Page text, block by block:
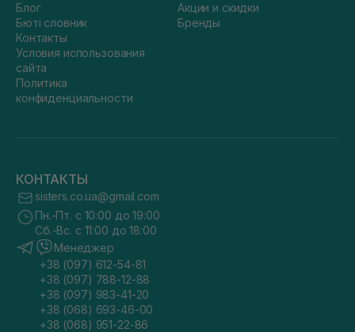
Блог
Бюті словник
Контакты
Условия использования
сайта
Политика
конфиденциальности
Акции и скидки
Бренды
КОНТАКТЫ
sisters.co.ua@gmail.com
Пн.-Пт. с 10:00 до 19:00
Сб.-Вс. с 11:00 до 18:00
Менеджер
+38 (097) 612-54-81
+38 (097) 788-12-88
+38 (097) 983-41-20
+38 (068) 693-46-00
+38 (068) 951-22-86